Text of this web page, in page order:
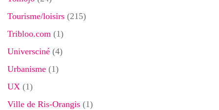
Tourisme/loisirs (215)
Tribloo.com (1)
Universciné (4)
Urbanisme (1)
UX (1)
Ville de Ris-Orangis (1)